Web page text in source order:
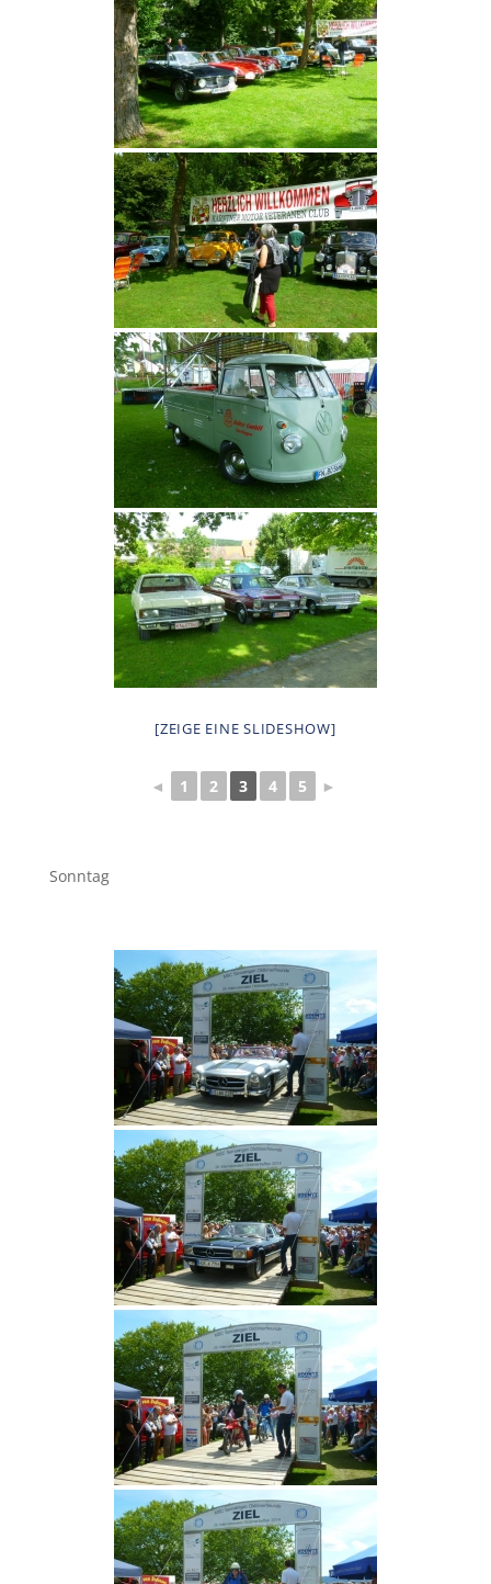
[ZEIGE EINE SLIDESHOW]
◄ 1 2 3 4 5 ►
Sonntag